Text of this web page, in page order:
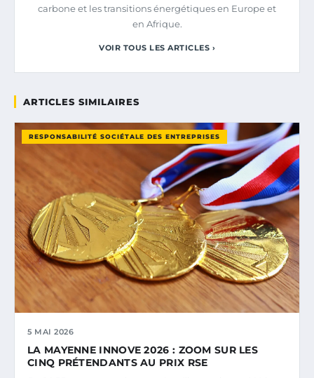
carbone et les transitions énergétiques en Europe et
en Afrique.
VOIR TOUS LES ARTICLES ›
ARTICLES SIMILAIRES
RESPONSABILITÉ SOCIÉTALE DES ENTREPRISES
5 MAI 2026
LA MAYENNE INNOVE 2026 : ZOOM SUR LES
CINQ PRÉTENDANTS AU PRIX RSE